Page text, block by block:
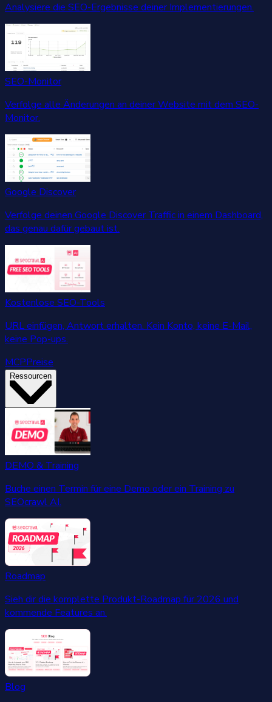
Analysiere die SEO-Ergebnisse deiner Implementierungen.
SEO-Monitor
Verfolge alle Änderungen an deiner Website mit dem SEO-
Monitor.
Google Discover
Verfolge deinen Google Discover Traffic in einem Dashboard,
das genau dafür gebaut ist.
Kostenlose SEO-Tools
URL einfügen, Antwort erhalten. Kein Konto, keine E-Mail,
keine Pop-ups.
MCPPreise
Ressourcen
DEMO & Training
Buche einen Termin für eine Demo oder ein Training zu
SEOcrawl AI.
Roadmap
Sieh dir die komplette Produkt-Roadmap für 2026 und
kommende Features an.
Blog